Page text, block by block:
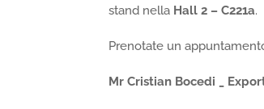
stand nella Hall 2 – C221a.
Prenotate un
Mr Cristian Bocedi _